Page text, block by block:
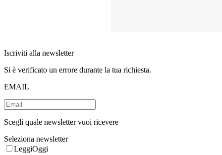
Iscriviti alla newsletter
Si è verificato un errore durante la tua richiesta.
EMAIL
Scegli quale newsletter vuoi ricevere
Seleziona newsletter
LeggiOggi